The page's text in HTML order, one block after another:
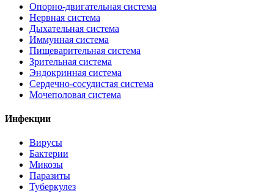
Опорно-двигательная система
Нервная система
Дыхательная система
Иммунная система
Пищеварительная система
Зрительная система
Эндокринная система
Сердечно-сосудистая система
Мочеполовая система
Инфекции
Вирусы
Бактерии
Микозы
Паразиты
Туберкулез